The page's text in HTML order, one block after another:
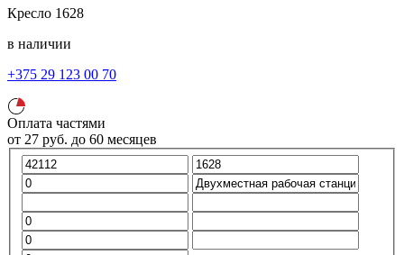
Кресло 1628
в наличии
+375 29 123 00 70
Оплата частями
от 27 руб. до 60 месяцев